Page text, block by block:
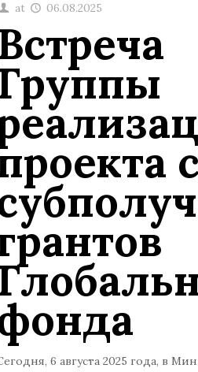
at 06.08.2025
с
6 августа 2025 года, в